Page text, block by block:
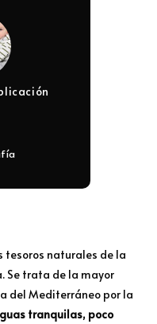
tesoros naturales de la
Se trata de la mayor
del Mediterráneo por la
tranquilas, poco